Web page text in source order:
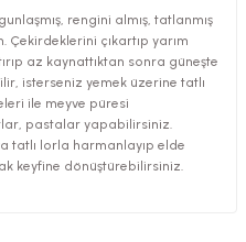
rengini almış, tatlanmış
çıkartıp yarım
az kaynattıktan sonra güneşte
isterseniz yemek üzerine tatlı
ile meyve püresi
pastalar yapabilirsiniz.
tatlı lorla harmanlayıp elde
keyfine dönüştürebilirsiniz.